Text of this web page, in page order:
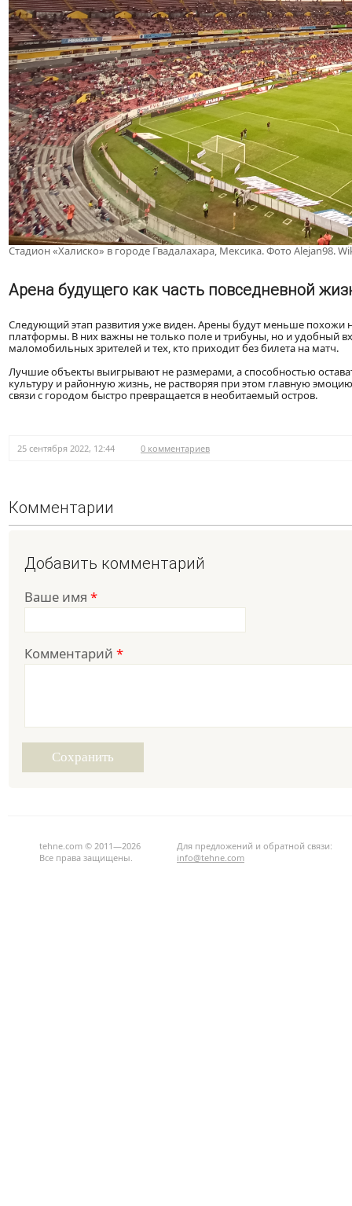
Стадион «Халиско» в городе Гвадалахара, Мексика. Фото Alejan98.
Арена будущего как часть повседневной
Следующий этап развития уже виден. Арены будут меньше похожи
платформы. В них важны не только поле и трибуны, но и удобный
маломобильных зрителей и тех, кто приходит без билета на матч.
Лучшие объекты выигрывают не размерами, а способностью
культуру и районную жизнь, не растворяя при этом главную
связи с городом быстро превращается в необитаемый остров.
25 сентября 2022, 12:44 0 комментариев
Комментарии
Добавить комментарий
Ваше имя *
Комментарий *
tehne.com © 2011—2026
Все права защищены.
Для предложений и обратной связи:
info@tehne.com